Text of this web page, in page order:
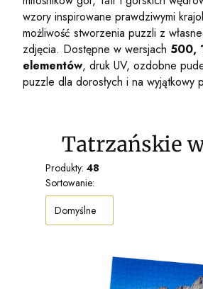
wzory inspirowane prawdziwymi
możliwość stworzenia puzzli z
zdjęcia. Dostępne w wersjach 500,
elementów, druk UV, ozdobne
puzzle dla dorosłych i na wyjątkowy
Tatrzańskie
Produkty: 48
Lista produktów
Sortowanie:
Domyślne